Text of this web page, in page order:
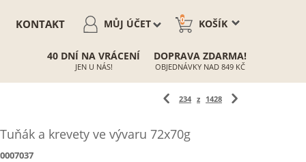
KOŠÍK
0
MŮJ ÚČET
KONTAKT
40 DNÍ NA VRÁCENÍ
JEN U NÁS!
DOPRAVA ZDARMA!
OBJEDNÁVKY NAD 849 KČ
234 z 1428
a krevety ve vývaru 72x70g